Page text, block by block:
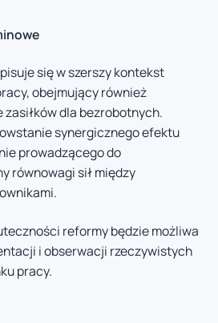
się w szerszy kontekst
obejmujący również
dla bezrobotnych.
synergicznego efektu
prowadzącego do
równowagi sił między
reformy będzie możliwa
i obserwacji rzeczywistych
pracy.